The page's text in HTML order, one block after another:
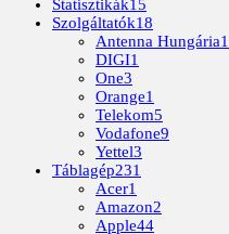
Statisztikák15
Szolgáltatók18
Antenna Hungária1
DIGI1
One3
Orange1
Telekom5
Vodafone9
Yettel3
Táblagép231
Acer1
Amazon2
Apple44